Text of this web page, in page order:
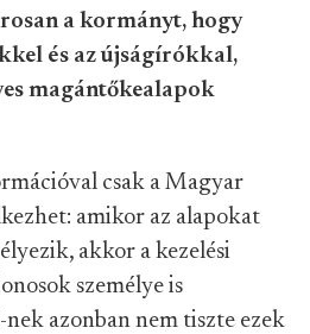
a kormányt, hogy
és az újságírókkal,
magántőkealapok
csak a Magyar
amikor az alapokat
akkor a kezelési
személye is
azonban nem tiszte ezek